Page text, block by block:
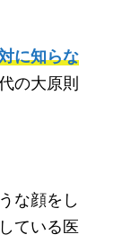
に知らな
の大原則
な顔をし
ている医